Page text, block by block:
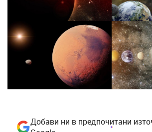
Добави ни в предпочитани